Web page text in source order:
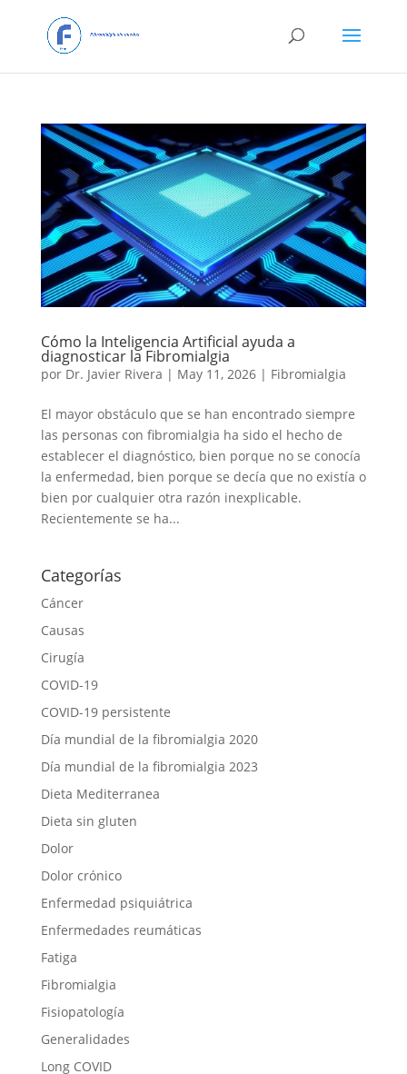
Cómo la Inteligencia Artificial ayuda a
diagnosticar la Fibromialgia
por Dr. Javier Rivera | May 11, 2026| Fibromialgia
El mayor obstáculo que se han encontrado siempre
las personas con fibromialgia ha sido el hecho de
establecer el diagnóstico, bien porque no se conocía
la enfermedad, bien porque se decía que no existía o
bien por cualquier otra razón inexplicable.
Recientemente se ha...
Categorías
Cáncer
Causas
Cirugía
COVID-19
COVID-19 persistente
Día mundial de la fibromialgia 2020
Día mundial de la fibromialgia 2023
Dieta Mediterranea
Dieta sin gluten
Dolor
Dolor crónico
Enfermedad psiquiátrica
Enfermedades reumáticas
Fatiga
Fibromialgia
Fisiopatología
Generalidades
Long COVID